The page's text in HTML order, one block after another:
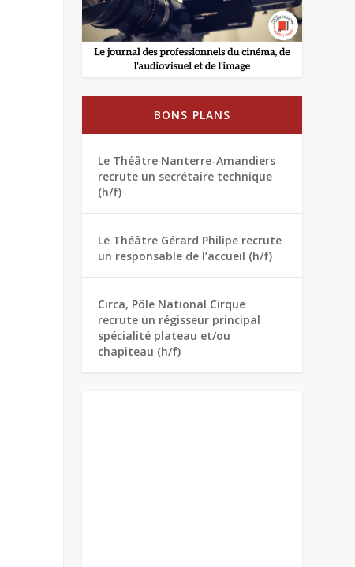
BONS PLANS
Le Théâtre Nanterre-Amandiers
recrute un secrétaire technique
(h/f)
Le Théâtre Gérard Philipe recrute
un responsable de l’accueil (h/f)
Circa, Pôle National Cirque
recrute un régisseur principal
spécialité plateau et/ou
chapiteau (h/f)